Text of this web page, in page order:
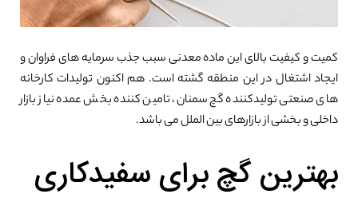
کمیت و کیفیت بالای این ماده معدنی سبب جذب سرمایه های فراوان و
ایجاد اشتغال در این منطقه گشته است. هم اکنون تولیدات کارخانه
های صنعتی تولیدکننده گچ سمنان، تامین کننده بخش عمده نیاز بازار
داخلی و بخشی از بازارهای بین الملل می باشد.
بهترین گچ برای سفیدکاری